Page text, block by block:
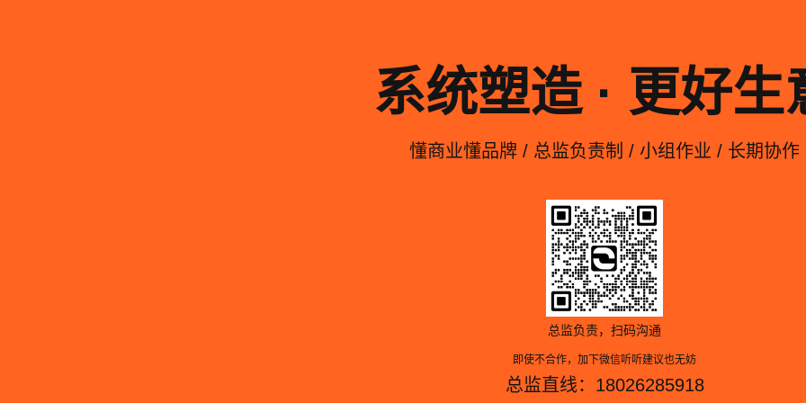
系统塑造 · 更好生
懂商业懂品牌 / 总监负责制 / 小组作业 / 长期协作
总监负责，扫码沟通
即使不合作，加下微信听听建议也无妨
总监直线：18026285918